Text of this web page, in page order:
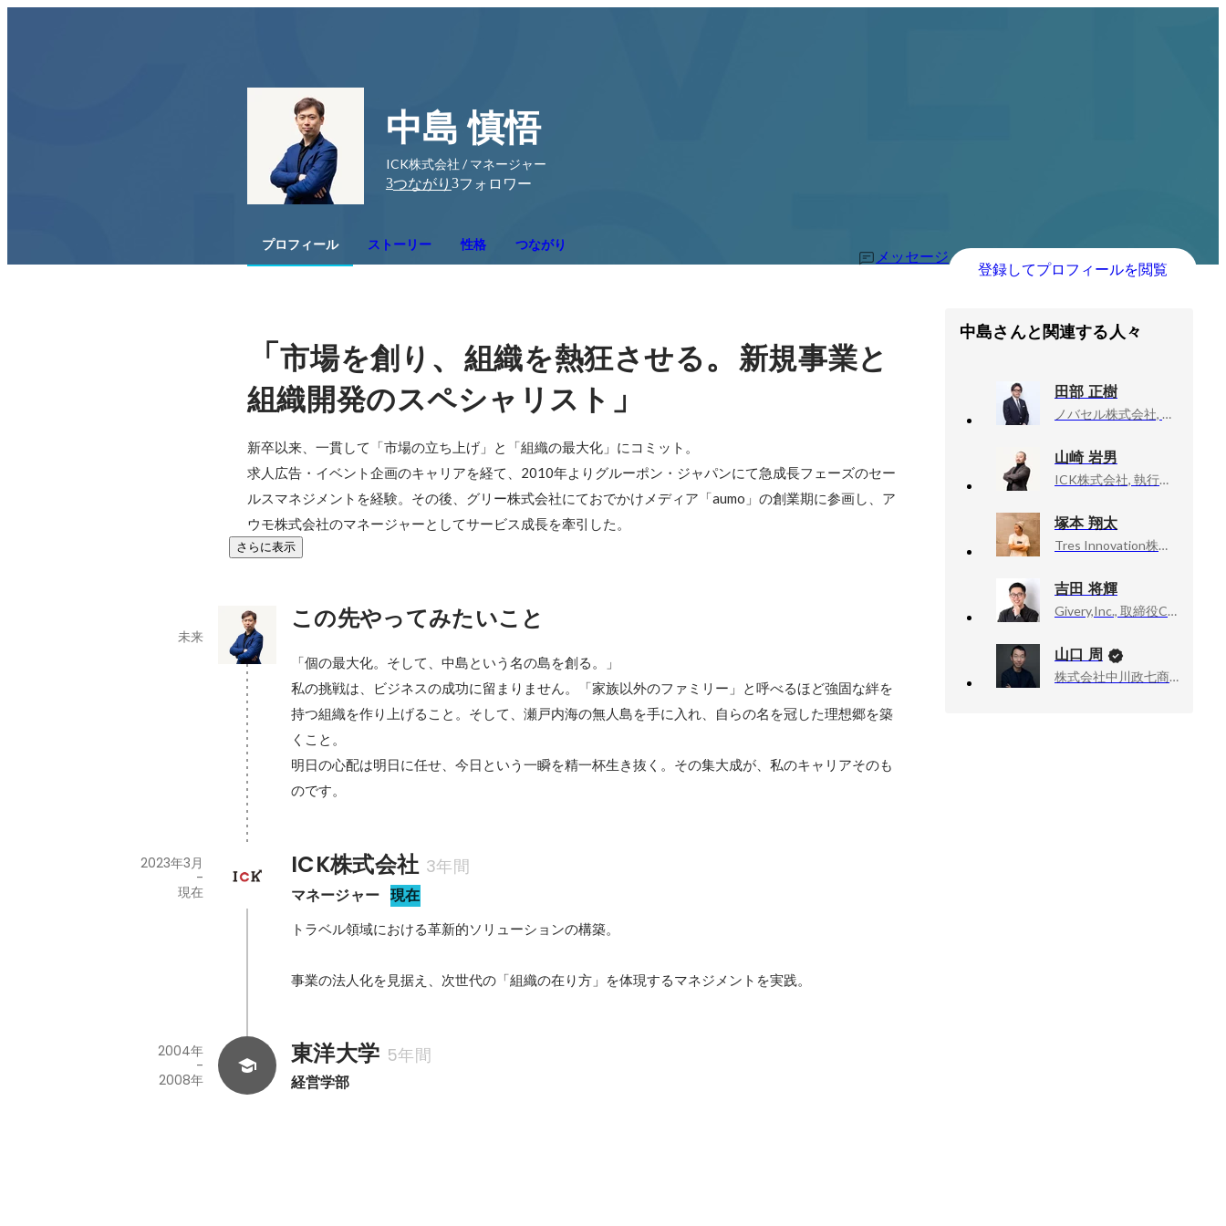
中島 慎悟
ICK株式会社 / マネージャー
3つながり 3フォロワー
プロフィール ストーリー 性格 つながり
メッセージ
登録してプロフィールを閲覧
「市場を創り 、組織を熱狂させる。 新規事業と
組織開発のスペシャリスト 」
新卒以来、一貫して「市場の立ち上げ」と「組織の最大化」にコミット。
求人広告・イベント企画のキャリアを経て、2010年よりグルーポン・ジャパンにて急成長フェーズのセー
ルスマネジメントを経験。その後、グリー株式会社にておでかけメディア「aumo」の創業期に参画し、ア
ウモ株式会社のマネージャーとしてサービス成長を牽引した。
さらに表示
この先やってみたいこと
未来
「個の最大化。そして、中島という名の島を創る。」
私の挑戦は、ビジネスの成功に留まりません。「家族以外のファミリー」と呼べるほど強固な絆を
持つ組織を作り上げること。そして、瀬戸内海の無人島を手に入れ、自らの名を冠した理想郷を築
くこと。
明日の心配は明日に任せ、今日という一瞬を精一杯生き抜く。その集大成が、私のキャリアそのも
のです。
ICK株式会社 3年間
マネージャー 現在
2023年3月
-
現在
トラベル領域における革新的ソリューションの構築。
事業の法人化を見据え、次世代の「組織の在り方」を体現するマネジメントを実践。
東洋大学 5年間
経営学部
2004年
-
2008年
中島さんと関連する人々
田部 正樹
ノバセル株式会社, 代表取締役CEO
山崎 岩男
ICK株式会社, 執行役員
塚本 翔太
Tres Innovation株式会社, 代表取締役社長
吉田 将輝
Givery,Inc., 取締役CMO 兼 マーケティングDX部門COO
山口 周
株式会社中川政七商店, 社外取締役